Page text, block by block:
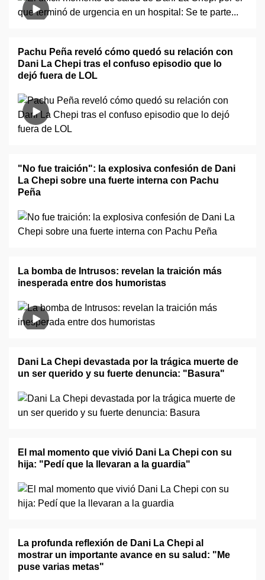
Pachu Peña reveló cómo quedó su relación con
Dani La Chepi tras el confuso episodio que lo
dejó fuera de LOL
"No fue traición": la explosiva confesión de Dani
La Chepi sobre una fuerte interna con Pachu
Peña
La bomba de Intrusos: revelan la traición más
inesperada entre dos humoristas
Dani La Chepi devastada por la trágica muerte de
un ser querido y su fuerte denuncia: "Basura"
El mal momento que vivió Dani La Chepi con su
hija: "Pedí que la llevaran a la guardia"
La profunda reflexión de Dani La Chepi al
mostrar un importante avance en su salud: "Me
puse varias metas"